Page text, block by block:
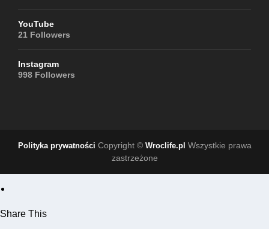
YouTube
21 Followers
Instagram
998 Followers
Polityka prywatności Copyright © Wroclife.pl Wszystkie prawa
zastrzeżone
Share This